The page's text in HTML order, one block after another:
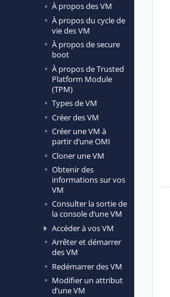
À propos des VM
À propos du cycle de
vie des VM
À propos de secure
boot
À propos de Trusted
Platform Module
(TPM)
Types de VM
Créer des VM
Créer une VM à
partir d’une OMI
Cloner une VM
Obtenir des
informations sur vos
VM
Consulter la sortie de
la console d’une VM
Accéder à vos VM
Arrêter et démarrer
des VM
Redémarrer des VM
Modifier un attribut
d’une VM